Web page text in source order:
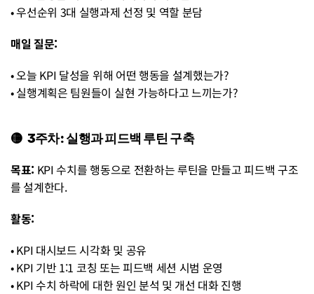
• 우선순위 3대 실행과제 선정 및 역할 분담
매일 질문:
• 오늘 KPI 달성을 위해 어떤 행동을 설계했는가?
• 실행계획은 팀원들이 실현 가능하다고 느끼는가?
🟡  3주차: 실행과 피드백 루틴 구축
목표: KPI 수치를 행동으로 전환하는 루틴을 만들고 피드백 구조
를 설계한다.
활동:
• KPI 대시보드 시각화 및 공유
• KPI 기반 1:1 코칭 또는 피드백 세션 시범 운영
• KPI 수치 하락에 대한 원인 분석 및 개선 대화 진행